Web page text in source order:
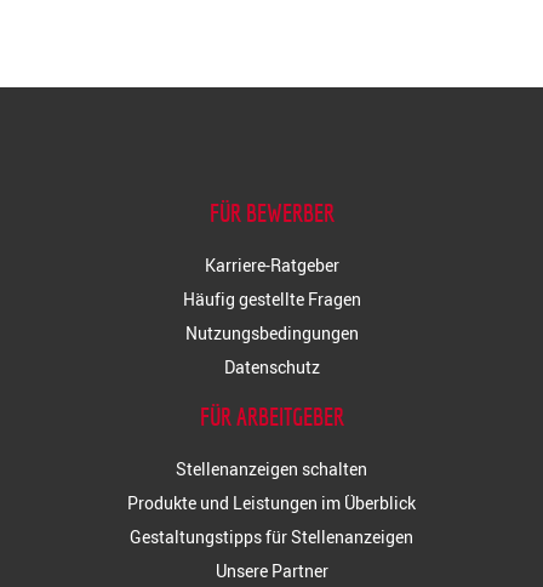
FÜR BEWERBER
Karriere-Ratgeber
Häufig gestellte Fragen
Nutzungsbedingungen
Datenschutz
FÜR ARBEITGEBER
Stellenanzeigen schalten
Produkte und Leistungen im Überblick
Gestaltungstipps für Stellenanzeigen
Unsere Partner